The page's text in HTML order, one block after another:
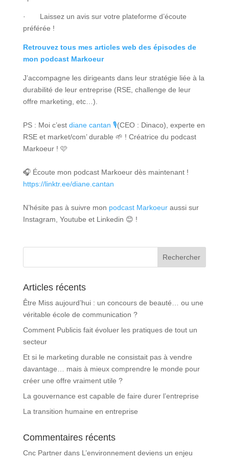
· Laissez un avis sur votre plateforme d’écoute
préférée !
Retrouvez tous mes articles web des épisodes de
mon podcast Markoeur
J’accompagne les dirigeants dans leur stratégie liée à la
durabilité de leur entreprise (RSE, challenge de leur
offre marketing, etc…).
PS : Moi c’est diane cantan 🎙(CEO : Dinaco), experte en
RSE et market/com’ durable 🌱 ! Créatrice du podcast
Markoeur ! 🩷
🎧 Écoute mon podcast Markoeur dès maintenant !
https://linktr.ee/diane.cantan
N’hésite pas à suivre mon podcast Markoeuraussi sur
Instagram, Youtube et Linkedin 😊 !
Articles récents
Être Miss aujourd’hui : un concours de beauté… ou une
véritable école de communication ?
Comment Publicis fait évoluer les pratiques de tout un
secteur
Et si le marketing durable ne consistait pas à vendre
davantage… mais à mieux comprendre le monde pour
créer une offre vraiment utile ?
La gouvernance est capable de faire durer l’entreprise
La transition humaine en entreprise
Commentaires récents
Cnc Partnerdans L’environnement deviens un enjeu